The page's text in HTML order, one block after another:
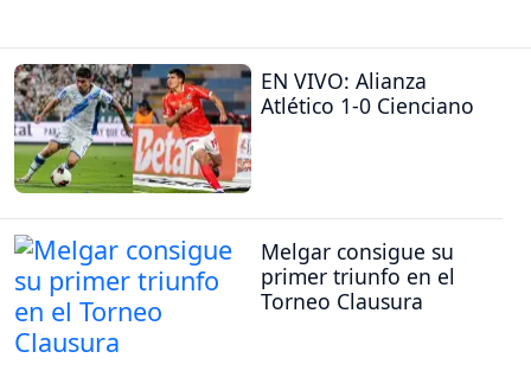
EN VIVO: Alianza
Atlético 1-0 Cienciano
Melgar consigue su
primer triunfo en el
Torneo Clausura